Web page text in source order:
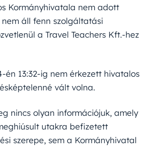
Kormányhivatala nem adott
áll fenn szolgáltatási
a Travel Teachers Kft.-hez
én 13:32-ig nem érkezett hivatalos
vált volna.
nincs olyan információjuk, amely
utakra befizetett
szerepe, sem a Kormányhivatal